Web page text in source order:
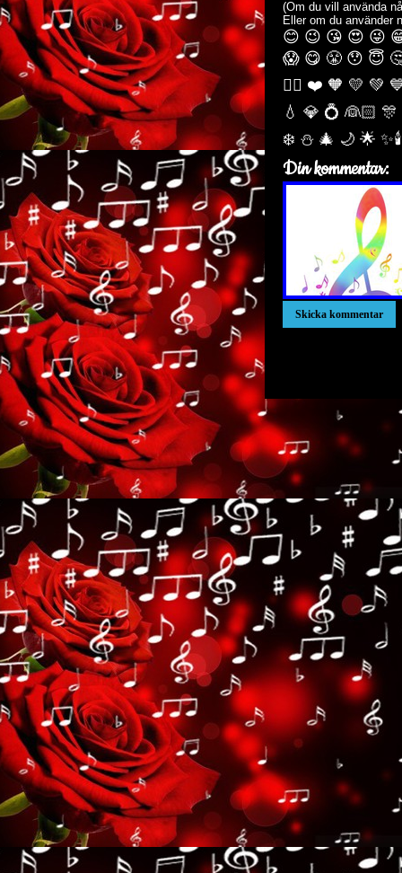
(Om du vill använda
Eller om du använder
😊 😉 😘 😍 😜
😱 😋 😤 😯 😇
🏳️‍🌈 ❤️ 🧡 💛 💚
💧 💎 💍 👰🏻
❄️ ⛄ 🎄 🌙️ 🌟
Din kommentar: